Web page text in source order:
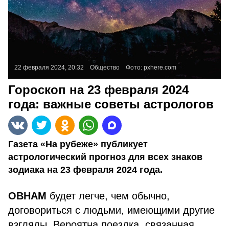
22 февраля 2024, 20:32 Общество Фото: pxhere.com
Гороскоп на 23 февраля 2024
года: важные советы астрологов
Газета «На рубеже» публикует
астрологический прогноз для всех знаков
зодиака на 23 февраля 2024 года.
ОВНАМ будет легче, чем обычно,
договориться с людьми, имеющими другие